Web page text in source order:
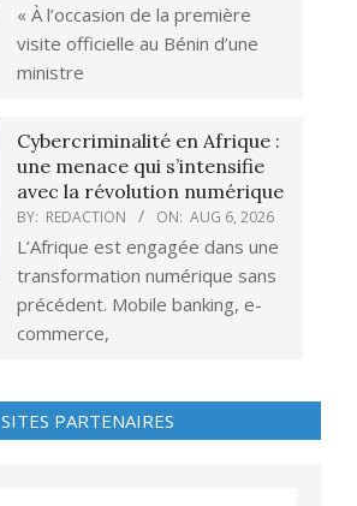
« À l’occasion de la première
visite officielle au Bénin d’une
ministre
Cybercriminalité en Afrique :
une menace qui s’intensifie
avec la révolution numérique
BY: REDACTION ON: AUG 6, 2026
L’Afrique est engagée dans une
transformation numérique sans
précédent. Mobile banking, e-
commerce,
SITES PARTENAIRES